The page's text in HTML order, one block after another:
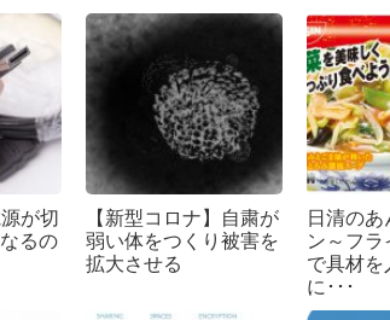
が切
るの
【新型コロナ】自粛が
弱い体をつくり被害を
拡大させる
日清のあ
ン～フラ
で具材を
に･･･